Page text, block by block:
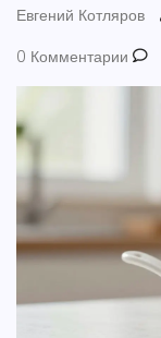
Евгений Котляров
0 Комментарии